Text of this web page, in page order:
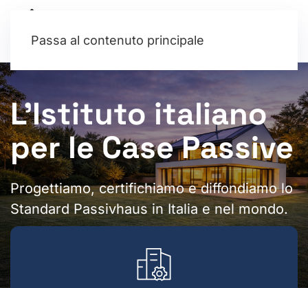
Passa al contenuto principale
L’Istituto italiano
per le Case Passive
Progettiamo, certifichiamo e diffondiamo lo
Standard Passivhaus in Italia e nel mondo.